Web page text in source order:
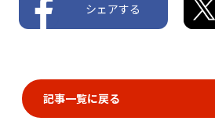
シェアする
記事一覧に戻る